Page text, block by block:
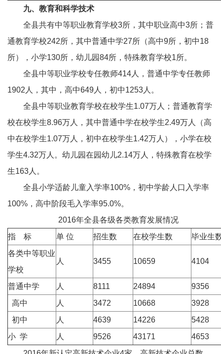
九、教育和科学技术
全县共有中等职业教育学校3所，其中职业高中3所；普
通教育学校242所，其中普通中学27所（高中9所，初中18
所），小学130所，幼儿园84所，特殊教育学校1所。
全县中等职业学校专任教师414人，普通中学专任教师
1902人，其中，高中649人，初中1253人。
全县中等职业教育学校在校学生1.07万人；普通教育学
校在校学生8.96万人，其中普通中学在校学生2.49万人（高
中在校学生1.07万人，初中在校学生1.42万人），小学在校
学生4.32万人。幼儿园在园幼儿2.14万人，特殊教育在校学
生163人。
全县小学适龄儿童入学率100%，初中学龄人口入学率
100%，高中阶段毛入学率95.0%。
2016年全县各级各类教育发展情况
指 标
单 位 招生数 在校学生数
毕业生
各类中等职业
学校
人 3455 10659 4104
普通中学 人 8111 24894
9356
高中
人 3472 10668
3928
初中
人 4639 14226
5428
小 学
人 9526 43171
4653